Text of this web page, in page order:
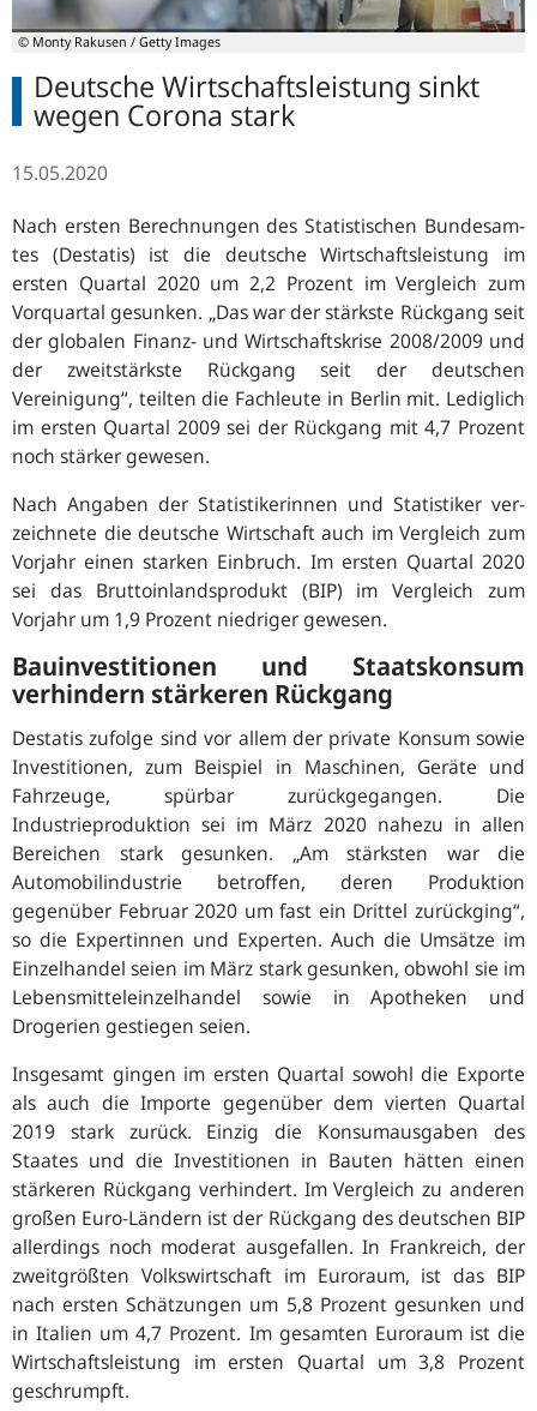
© Monty Rakusen / Getty Images
Deutsche Wirtschaftsleistung sinkt
wegen Corona stark
15.05.2020
Nach ers­ten Be­rech­nun­gen des Sta­tis­ti­schen Bun­des­am­
tes (Destatis) ist die deut­sche Wirt­schaftsleistung im
ersten Quartal 2020 um 2,2 Prozent im Vergleich zum
Vorquartal gesunken. „Das war der stärkste Rückgang seit
der globalen Finanz- und Wirtschaftskrise 2008/2009 und
der zweitstärkste Rückgang seit der deutschen
Vereinigung“, teil­ten die Fach­leu­te in Ber­lin mit. Lediglich
im ersten Quartal 2009 sei der Rückgang mit 4,7 Prozent
noch stärker gewesen.
Nach An­ga­ben der Sta­tis­ti­ke­rin­nen und Sta­tis­ti­ker ver­
zeich­ne­te die deut­sche Wirt­schaft auch im Vergleich zum
Vorjahr einen starken Einbruch. Im ersten Quartal 2020
sei das Bruttoinlandsprodukt (BIP) im Vergleich zum
Vorjahr um 1,9 Prozent niedriger gewesen.
Bauinvestitionen und Staatskonsum
verhindern stärkeren Rückgang
Destatis zu­fol­ge sind vor allem der private Konsum sowie
Investitionen, zum Beispiel in Maschinen, Geräte und
Fahrzeuge, spürbar zurückgegangen. Die
Industrieproduktion sei im März 2020 nahezu in allen
Bereichen stark gesunken. „Am stärksten war die
Automobilindustrie betroffen, deren Produktion
gegenüber Februar 2020 um fast ein Drittel zurückging“,
so die Expertinnen und Experten. Auch die Umsätze im
Einzelhandel seien im März stark gesunken, obwohl sie im
Lebensmitteleinzelhandel sowie in Apotheken und
Drogerien gestiegen seien.
Insgesamt gingen im ersten Quartal sowohl die Exporte
als auch die Importe gegenüber dem vierten Quartal
2019 stark zurück. Einzig die Konsumausgaben des
Staates und die Investitionen in Bauten hätten einen
stärkeren Rückgang verhindert. Im Vergleich zu anderen
großen Euro-Ländern ist der Rückgang des deutschen BIP
allerdings noch moderat ausgefallen. In Frankreich, der
zweitgrößten Volkswirtschaft im Euroraum, ist das BIP
nach ersten Schätzungen um 5,8 Prozent gesunken und
in Italien um 4,7 Prozent. Im gesamten Euroraum ist die
Wirtschaftsleistung im ersten Quartal um 3,8 Prozent
geschrumpft.